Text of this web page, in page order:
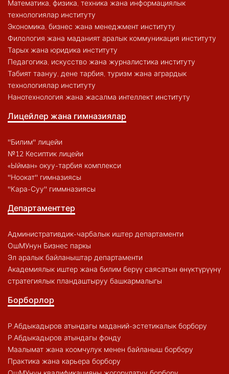
Математика, физика, техника жана информациялык
технологиялар институту
Экономика, бизнес жана менеджмент институту
Филология жана маданият аралык коммуникация институту
Тарых жана юридика институту
Педагогика, искусство жана журналистика институту
Табият таануу, дене тарбия, туризм жана агрардык
технологиялар институту
Нанотехнология жана жасалма интеллект институту
Лицейлер жана гимназиялар
"Билим" лицейи
№12 Кесиптик лицейи
«Ыйман» окуу-тарбия комплекси
"Ноокат" гимназиясы
"Кара-Суу" гиммназиясы
Департаменттер
Административдик-чарбалык иштер департаменти
ОшМУнун Бизнес паркы
Эл аралык байланыштар департаменти
Академиялык иштер жана билим берүү саясатын өнүктүрүүнү
стратегиялык пландаштыруу башкармалыгы
Борборлор
Р.Абдыкадыров атындагы маданий-эстетикалык борбору
Р.Абдыкадыров атындагы фонду
Маалымат жана коомчулук менен байланыш борбору
Практика жана карьера борбору